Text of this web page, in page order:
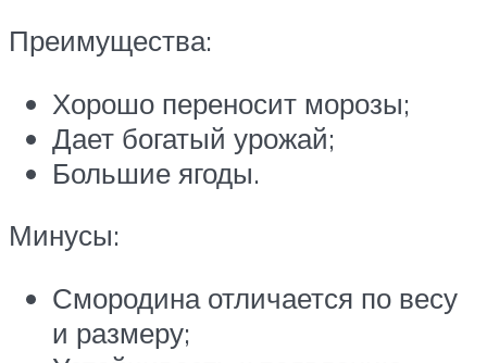
Преимущества:
Хорошо переносит морозы;
Дает богатый урожай;
Большие ягоды.
Минусы:
Смородина отличается по весу
и размеру;